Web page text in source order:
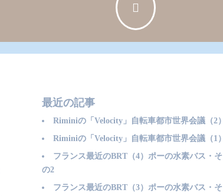

最近の記事
Riminiの「Velocity」自転車都市世界会議（2）
Riminiの「Velocity」自転車都市世界会議（1）
フランス最近のBRT（4）ポーの水素バス・そ
の2
フランス最近のBRT（3）ポーの水素バス・そ